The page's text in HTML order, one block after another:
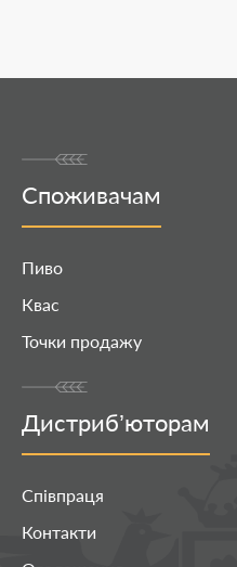
Споживачам
Пиво
Квас
Точки продажу
Дистриб’юторам
Співпраця
Контакти